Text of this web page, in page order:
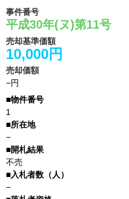
事件番号
平成30年(ヌ)第11号
売却基準価額
10,000円
売却価額
−円
1
−
不売
−